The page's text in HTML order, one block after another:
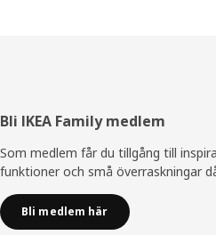
Sidfot
Bli IKEA Family medlem
Som medlem får du tillgång till
funktioner och små överraskningar
Bli medlem här